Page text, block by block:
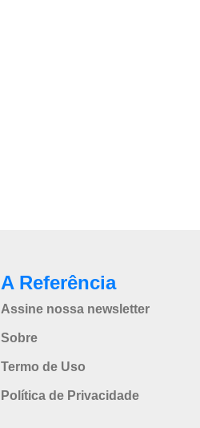
A Referência
Assine nossa newsletter
Sobre
Termo de Uso
Política de Privacidade